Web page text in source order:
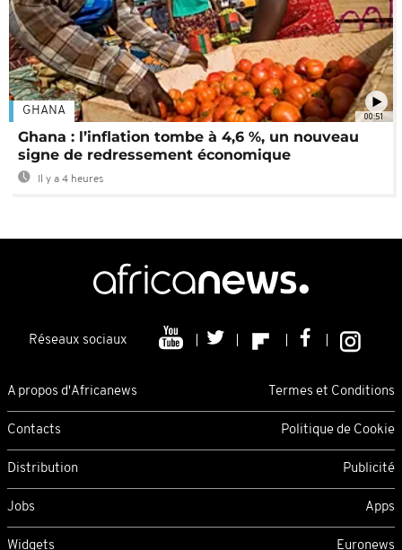
00:51
GHANA
Ghana : l’inflation tombe à 4,6 %, un nouveau
signe de redressement économique
Il y a 4 heures
Réseaux sociaux
A propos d'Africanews Termes et Conditions
Contacts Politique de Cookie
Distribution Publicité
Jobs Apps
Widgets Euronews